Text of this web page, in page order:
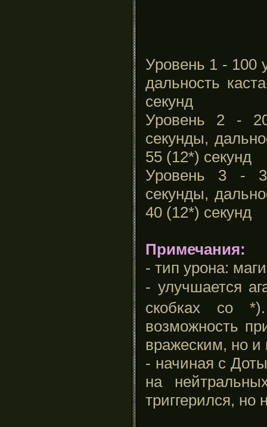
Уровень 1 - 100
дальность
секунд
Уровень 2 -
секунды,
55 (12*) секунд
Уровень 3 -
секунды,
40 (12*) секунд
Примечания:
- тип урона:
- улучшается
скобках со
возможность
вражеским, но
- начиная с
на
триггерился, но